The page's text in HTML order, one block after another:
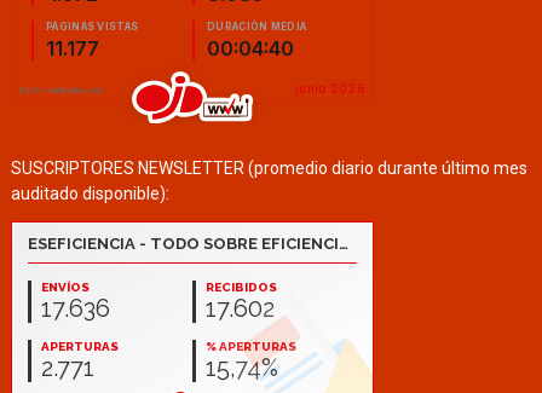
SUSCRIPTORES NEWSLETTER (promedio diario durante último mes
auditado disponible):